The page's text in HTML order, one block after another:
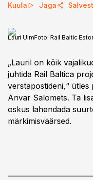
Kuula Jaga
Lauri UlmFoto: Rail Baltic
„Lauril on kõik
juhtida Rail Baltica
verstapostideni,“ ütles
Anvar Salomets. Ta
oskus lahendada
märkimisväärsed.